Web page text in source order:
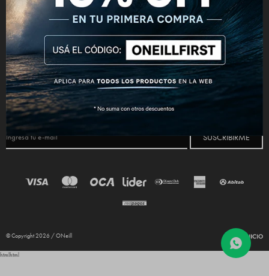
CONECTATE
 
NEWSLETTER
¡Suscribite y recibí todas nuestras novedades!
SUSCRIBIRME
© Copyright 2026 / ONeill
htmlhtml